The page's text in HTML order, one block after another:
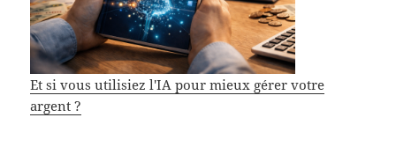
Et si vous utilisiez l'IA pour mieux gérer votre
argent ?